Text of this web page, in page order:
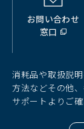
お問い合わせ
窓口
（別
ウ
ド
ウ
で
開
消耗品や取扱説
方法などその他
サポートよりご確